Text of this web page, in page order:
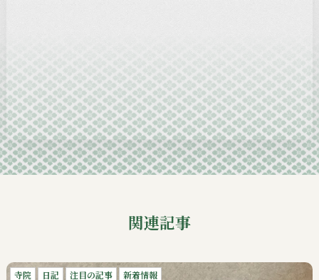
2024-11
2024-10
2024-09
関連記事
寺院 日記 注目の記事 新着情報